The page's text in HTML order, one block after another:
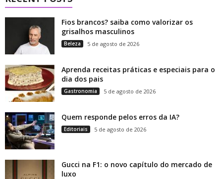
Fios brancos? saiba como valorizar os
grisalhos masculinos
Beleza 5 de agosto de 2026
Aprenda receitas práticas e especiais para o
dia dos pais
Gastronomia 5 de agosto de 2026
Quem responde pelos erros da IA?
Editoriais 5 de agosto de 2026
Gucci na F1: o novo capítulo do mercado de
luxo